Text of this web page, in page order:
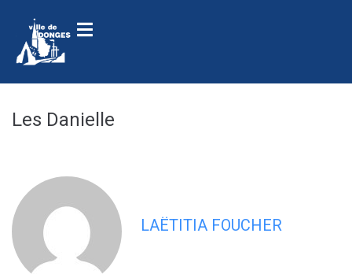
Les Danielle
LAËTITIA FOUCHER